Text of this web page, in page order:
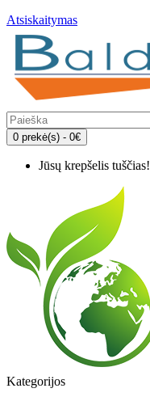
Atsiskaitymas
0 prekė(s) - 0€
Jūsų krepšelis tuščias!
Kategorijos